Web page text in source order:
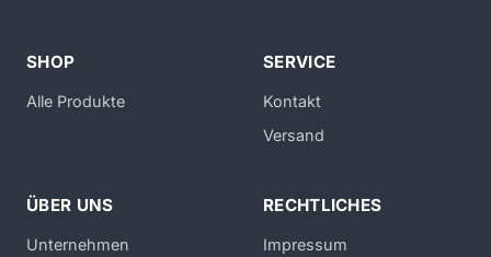
SHOP
Alle Produkte
SERVICE
Kontakt
Versand
ÜBER UNS
Unternehmen
RECHTLICHES
Impressum